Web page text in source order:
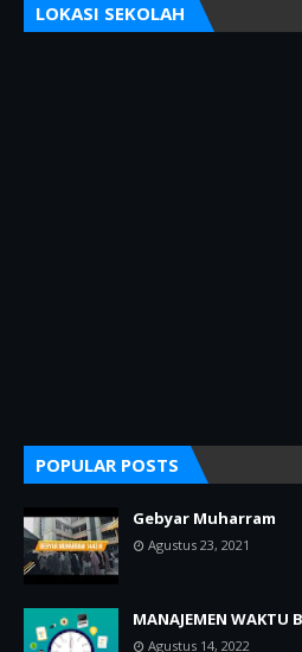
LOKASI SEKOLAH
POPULAR POSTS
Gebyar Muharram
Agustus 23, 2021
MANAJEMEN WAKTU
Agustus 14, 2022